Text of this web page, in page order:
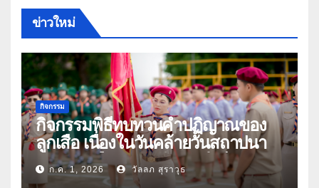
ข่าวใหม่
กิจกรรม
กิจกรรมพิธีทบทวนคำปฏิญาณของ
ลูกเสือ เนื่องในวันคล้ายวันสถาปนา
คณะลูกเสือแห่งชาติ ประจำปี 2569
ก.ค. 1, 2026 วัลลภ สุราวุธ